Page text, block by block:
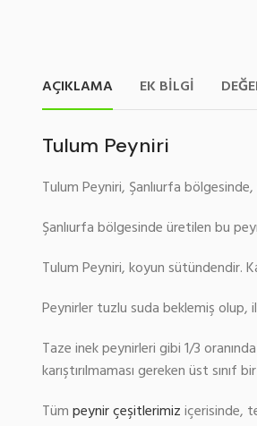
AÇIKLAMA EK BILGI
Tulum Peyniri
Tulum Peyniri, Şanlıurfa
Şanlıurfa bölgesinde üretilen bu
Tulum Peyniri, koyun sütündendir.
Peynirler tuzlu suda beklemiş olup,
Taze inek peynirleri gibi 1/3
karıştırılmaması gereken üst
Tümpeynir çeşitlerimiziçerisinde,